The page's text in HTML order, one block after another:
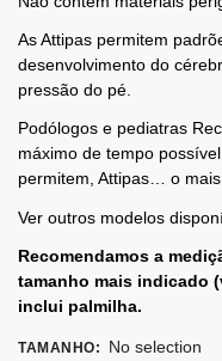
As Attipas permitem
desenvolvimento do
pressão do pé.
Podólogos e pediatras
máximo de tempo
permitem, Attipas… o
Ver outros modelos
Recomendamos a
tamanho mais indicado
inclui palmilha.
TAMANHO: No selection